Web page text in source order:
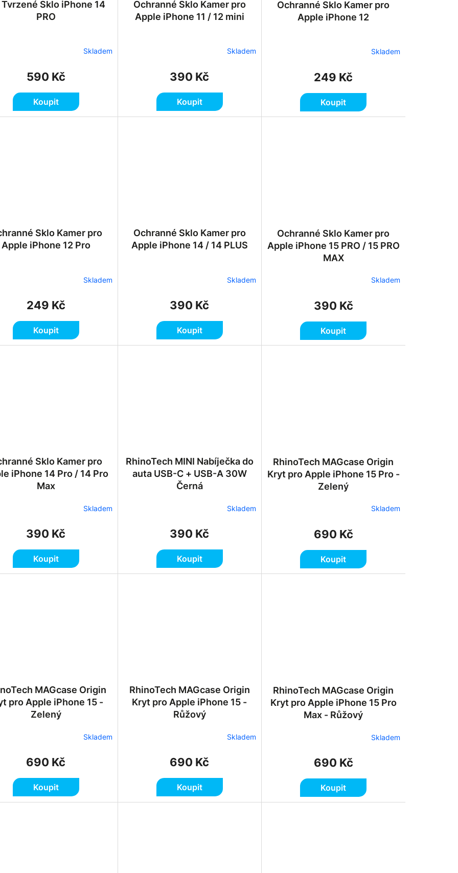
Sklo iPhone 14
PRO
Skladem
590 Kč
Koupit
Ochranné Sklo Kamer pro
Apple iPhone 11 / 12 mini
Skladem
390 Kč
Koupit
Ochranné Sklo Kamer pro
Apple iPhone 12
Skladem
249 Kč
Koupit
Sklo Kamer pro
Apple iPhone 12 Pro
Skladem
249 Kč
Koupit
Ochranné Sklo Kamer pro
Apple iPhone 14 / 14 PLUS
Skladem
390 Kč
Koupit
Ochranné Sklo Kamer pro
Apple iPhone 15 PRO / 15 PRO
MAX
Skladem
390 Kč
Koupit
Sklo Kamer pro
iPhone 14 Pro / 14 Pro
Max
Skladem
390 Kč
Koupit
RhinoTech MINI Nabíječka do
auta USB-C + USB-A 30W
Černá
Skladem
390 Kč
Koupit
RhinoTech MAGcase Origin
Kryt pro Apple iPhone 15 Pro -
Zelený
Skladem
690 Kč
Koupit
MAGcase Origin
pro Apple iPhone 15 -
Zelený
Skladem
690 Kč
Koupit
RhinoTech MAGcase Origin
Kryt pro Apple iPhone 15 -
Růžový
Skladem
690 Kč
Koupit
RhinoTech MAGcase Origin
Kryt pro Apple iPhone 15 Pro
Max - Růžový
Skladem
690 Kč
Koupit